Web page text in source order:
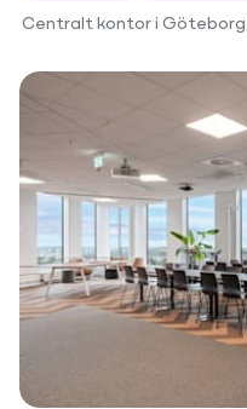
Centralt kontor i